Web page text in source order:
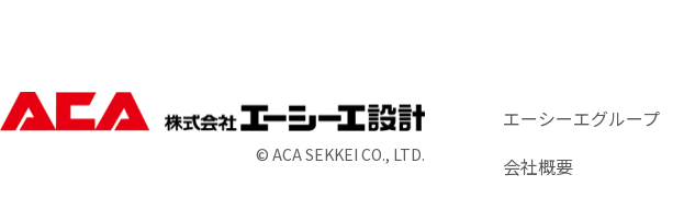
© ACA SEKKEI CO., LTD.
エーシーエグループ
会社概要